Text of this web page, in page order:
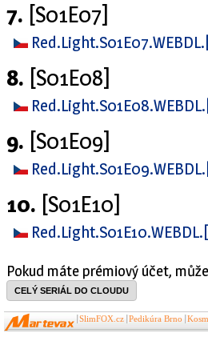
7. [S01E07]
8. [S01E08]
9. [S01E09]
10. [S01E10]
Pokud máte prémiový účet,
CELÝ SERIÁL DO CLOUDU
SlimFOX.cz Pedikúra Brno